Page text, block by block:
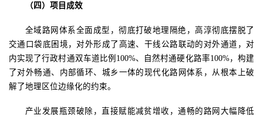
（四）项目成效
全域路网体系全面成型，彻底打破地理隔绝，高淳彻底摆脱了
交通口袋底困境，对外形成了高速、干线公路联动的对外通道，对
内实现了行政村通双车道比例 100%、自然村通硬化路率100%，构建
了对外畅通、内部循环、城乡一体的现代化路网体系，从根本上破
解了地理区位边缘化的约束。
产业发展瓶颈破除，直接赋能减贫增收，通畅的路网大幅降低